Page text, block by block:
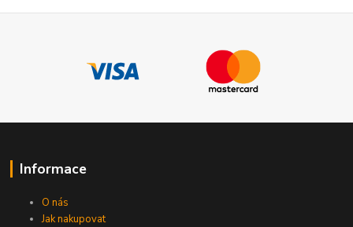
Informace
O nás
Jak nakupovat